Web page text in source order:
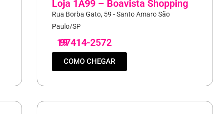
Loja 1A99 – Boavista Shopping
Rua Borba Gato, 59 - Santo Amaro São
Paulo/SP
19
97414-2572
COMO CHEGAR